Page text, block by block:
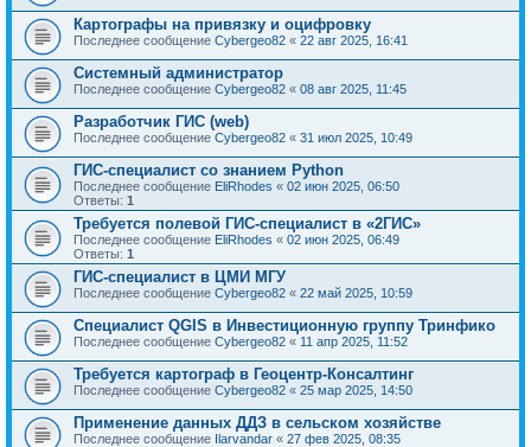
Картографы на привязку и оцифровку
Последнее сообщение Cybergeo82 « 22 авг 2025, 16:41
Системный администратор
Последнее сообщение Cybergeo82 « 08 авг 2025, 11:45
Разработчик ГИС (web)
Последнее сообщение Cybergeo82 « 31 июл 2025, 10:49
ГИС-специалист со знанием Python
Последнее сообщение EliRhodes « 02 июн 2025, 06:50
Ответы: 1
Требуется полевой ГИС-специалист в «2ГИС»
Последнее сообщение EliRhodes « 02 июн 2025, 06:49
Ответы: 1
ГИС-специалист в ЦМИ МГУ
Последнее сообщение Cybergeo82 « 22 май 2025, 10:59
Специалист QGIS в Инвестиционную группу Тринфико
Последнее сообщение Cybergeo82 « 11 апр 2025, 11:52
Требуется картограф в Геоцентр-Консалтинг
Последнее сообщение Cybergeo82 « 25 мар 2025, 14:50
Применение данных ДДЗ в сельском хозяйстве
Последнее сообщение Ilarvandar « 27 фев 2025, 08:35